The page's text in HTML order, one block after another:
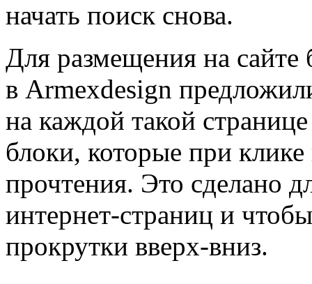
начать поиск снова.
Для размещения на
в Armexdesign
на каждой такой
блоки, которые при
прочтения. Это сделано
интернет-страниц и
прокрутки вверх-вниз.